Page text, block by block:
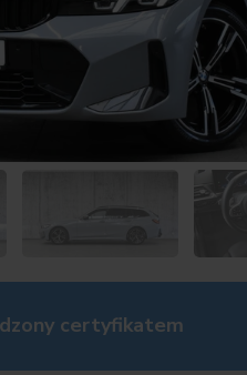
certyfikatem